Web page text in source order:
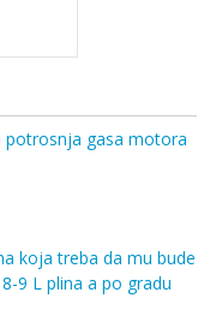
potrosnja gasa motora
koja treba da mu bude
9 L plina a po gradu